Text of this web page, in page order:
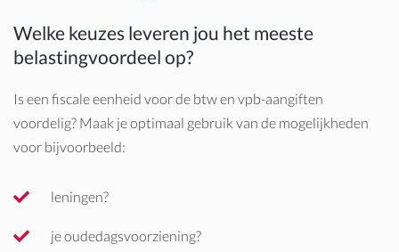
Welke keuzes leveren jou het meeste
belastingvoordeel op?
Is een fiscale eenheid voor de btw en vpb-aangiften
voordelig? Maak je optimaal gebruik van de mogelijkheden
voor bijvoorbeeld:
leningen?
je oudedagsvoorziening?